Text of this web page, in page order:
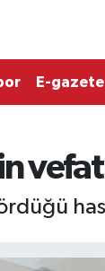
E-gazete